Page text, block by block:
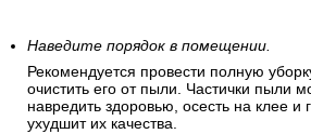
Наведите порядок в помещении.
Рекомендуется провести полную
очистить его от пыли. Частички пыли
навредить здоровью, осесть на клее и
ухудшит их качества.